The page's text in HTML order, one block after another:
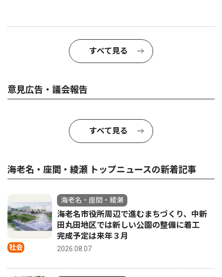
すべて見る
意見広告・議会報告
すべて見る
海老名・座間・綾瀬 トップニュースの新着記事
社会
海老名・座間・綾瀬
海老名市役所周辺で進むまちづくり、中新
田丸田地区では新しい公園の整備に着工
完成予定は来年３月
2026.08.07